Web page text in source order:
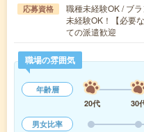
応募資格
職種未経験OK / ブ
未経験OK！【必要
ての派遣歓迎
職場の雰囲気
年齢層
20代
30
男女比率